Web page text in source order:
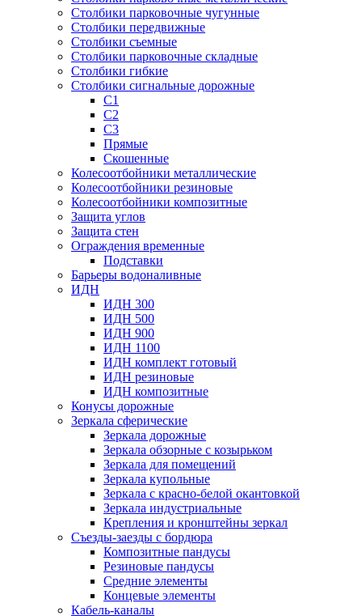
Столбики парковочные чугунные
Столбики передвижные
Столбики съемные
Столбики парковочные складные
Столбики гибкие
Столбики сигнальные дорожные
С1
С2
С3
Прямые
Скошенные
Колесоотбойники металлические
Колесоотбойники резиновые
Колесоотбойники композитные
Защита углов
Защита стен
Ограждения временные
Подставки
Барьеры водоналивные
ИДН
ИДН 300
ИДН 500
ИДН 900
ИДН 1100
ИДН комплект готовый
ИДН резиновые
ИДН композитные
Конусы дорожные
Зеркала сферические
Зеркала дорожные
Зеркала обзорные с козырьком
Зеркала для помещений
Зеркала купольные
Зеркала с красно-белой окантовкой
Зеркала индустриальные
Крепления и кронштейны зеркал
Съезды-заезды с бордюра
Композитные пандусы
Резиновые пандусы
Средние элементы
Концевые элементы
Кабель-каналы